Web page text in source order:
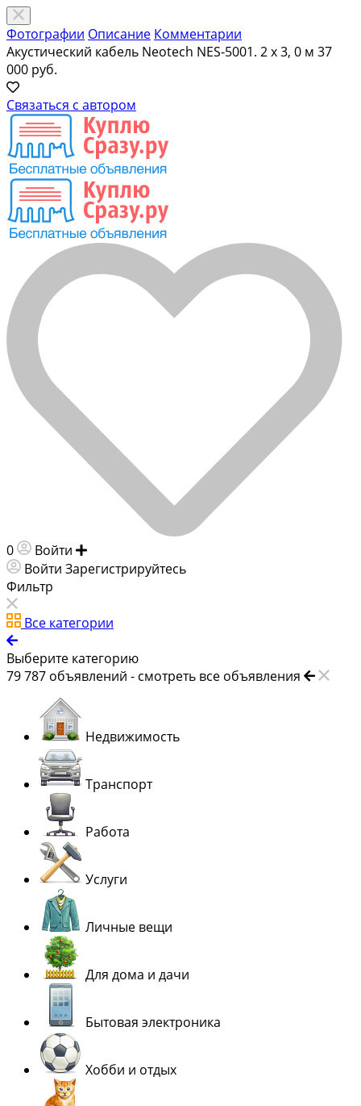
Фотографии Описание Комментарии
Акустический кабель Neotech NES-5001. 2 х 3, 0 м 37
000 руб.
Связаться с автором
0 Войти
Войти Зарегистрируйтесь
Фильтр
Все категории
Выберите категорию
79 787 объявлений - смотреть все объявления
Недвижимость
Транспорт
Работа
Услуги
Личные вещи
Для дома и дачи
Бытовая электроника
Хобби и отдых